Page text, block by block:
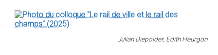
Julian Diepolder, Edith Heurgon